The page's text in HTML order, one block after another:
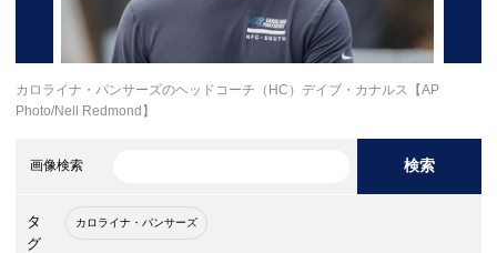
カロライナ・パンサーズのヘッドコーチ（HC）デイブ・カナルス【AP
Photo/Nell Redmond】
画像検索 検索
タ
グ
カロライナ・パンサーズ